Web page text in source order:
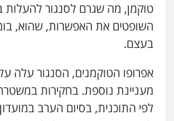
טוקמן, מה שגרם לסנגור להעלות
השופטים את האפשרות, שהוא,
בעצם.
אפרופו הטוקמנים, הסנגור עלה
מעניינת נוספת. בחקירות
לפי התוכנית, בסיום הערב